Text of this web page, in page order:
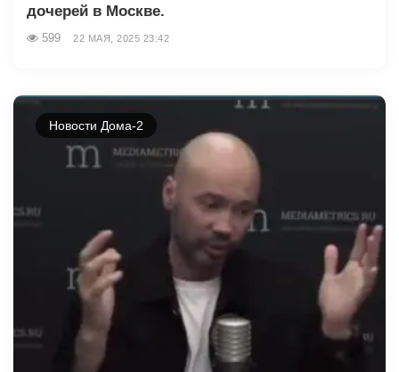
дочерей в Москве.
599 22 МАЯ, 2025 23:42
Новости Дома-2